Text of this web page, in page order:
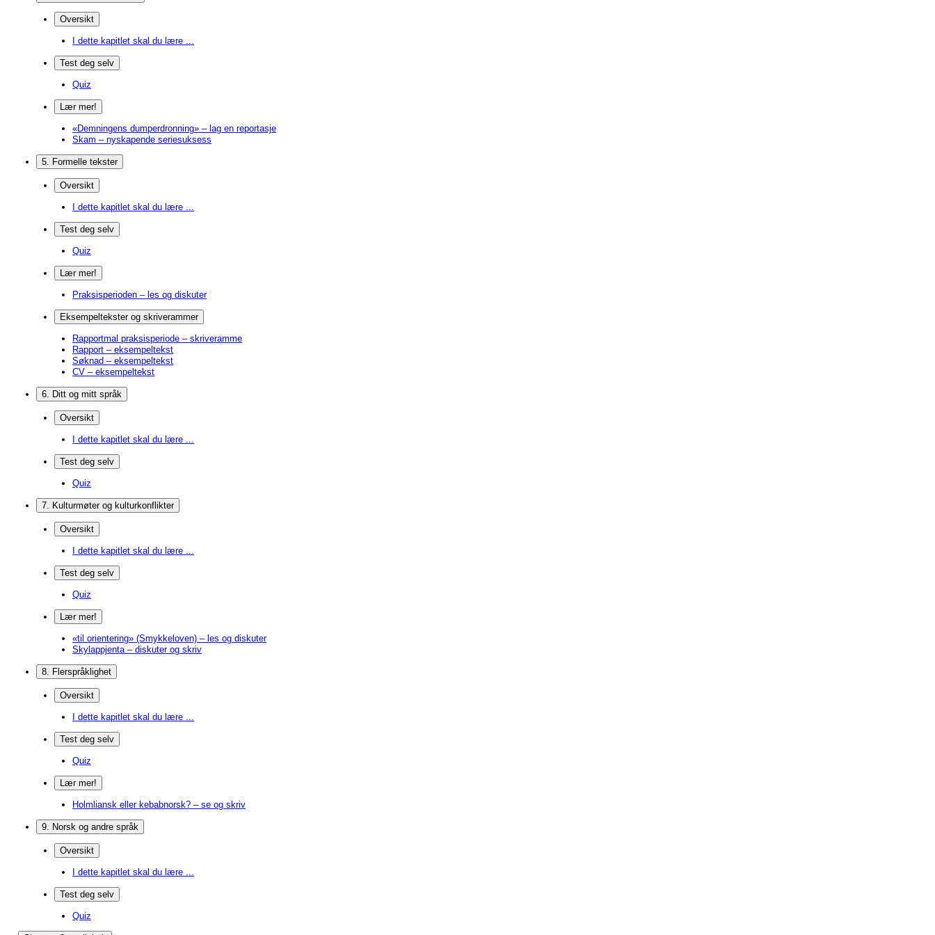
Oversikt
I dette kapitlet skal du lære ...
Test deg selv
Quiz
Lær mer!
«Demningens dumperdronning» – lag en reportasje
Skam – nyskapende seriesuksess
5. Formelle tekster
Oversikt
I dette kapitlet skal du lære ...
Test deg selv
Quiz
Lær mer!
Praksisperioden – les og diskuter
Eksempeltekster og skriverammer
Rapportmal praksisperiode – skriveramme
Rapport – eksempeltekst
Søknad – eksempeltekst
CV – eksempeltekst
6. Ditt og mitt språk
Oversikt
I dette kapitlet skal du lære ...
Test deg selv
Quiz
7. Kulturmøter og kulturkonflikter
Oversikt
I dette kapitlet skal du lære ...
Test deg selv
Quiz
Lær mer!
«til orientering» (Smykkeloven) – les og diskuter
Skylappjenta – diskuter og skriv
8. Flerspråklighet
Oversikt
I dette kapitlet skal du lære ...
Test deg selv
Quiz
Lær mer!
Holmliansk eller kebabnorsk? – se og skriv
9. Norsk og andre språk
Oversikt
I dette kapitlet skal du lære ...
Test deg selv
Quiz